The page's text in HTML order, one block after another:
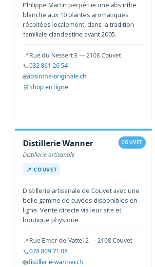
Philippe Martin perpétue une absinthe
blanche aux 10 plantes aromatiques
récoltées localement, dans la tradition
familiale clandestine avant 2005.
📍Rue du Nessert 3 — 2108 Couvet
📞032 861 26 54
🌐absinthe-originale.ch
🛒Shop en ligne
COUVET
Distillerie Wanner
Distillerie artisanale
📍 COUVET
Distillerie artisanale de Couvet avec une
belle gamme de cuvées disponibles en
ligne. Vente directe via leur site et
boutique physique.
📍Rue Emer-de-Vattel 2 — 2108 Couvet
📞078 809 71 08
🌐distillerie-wanner.ch